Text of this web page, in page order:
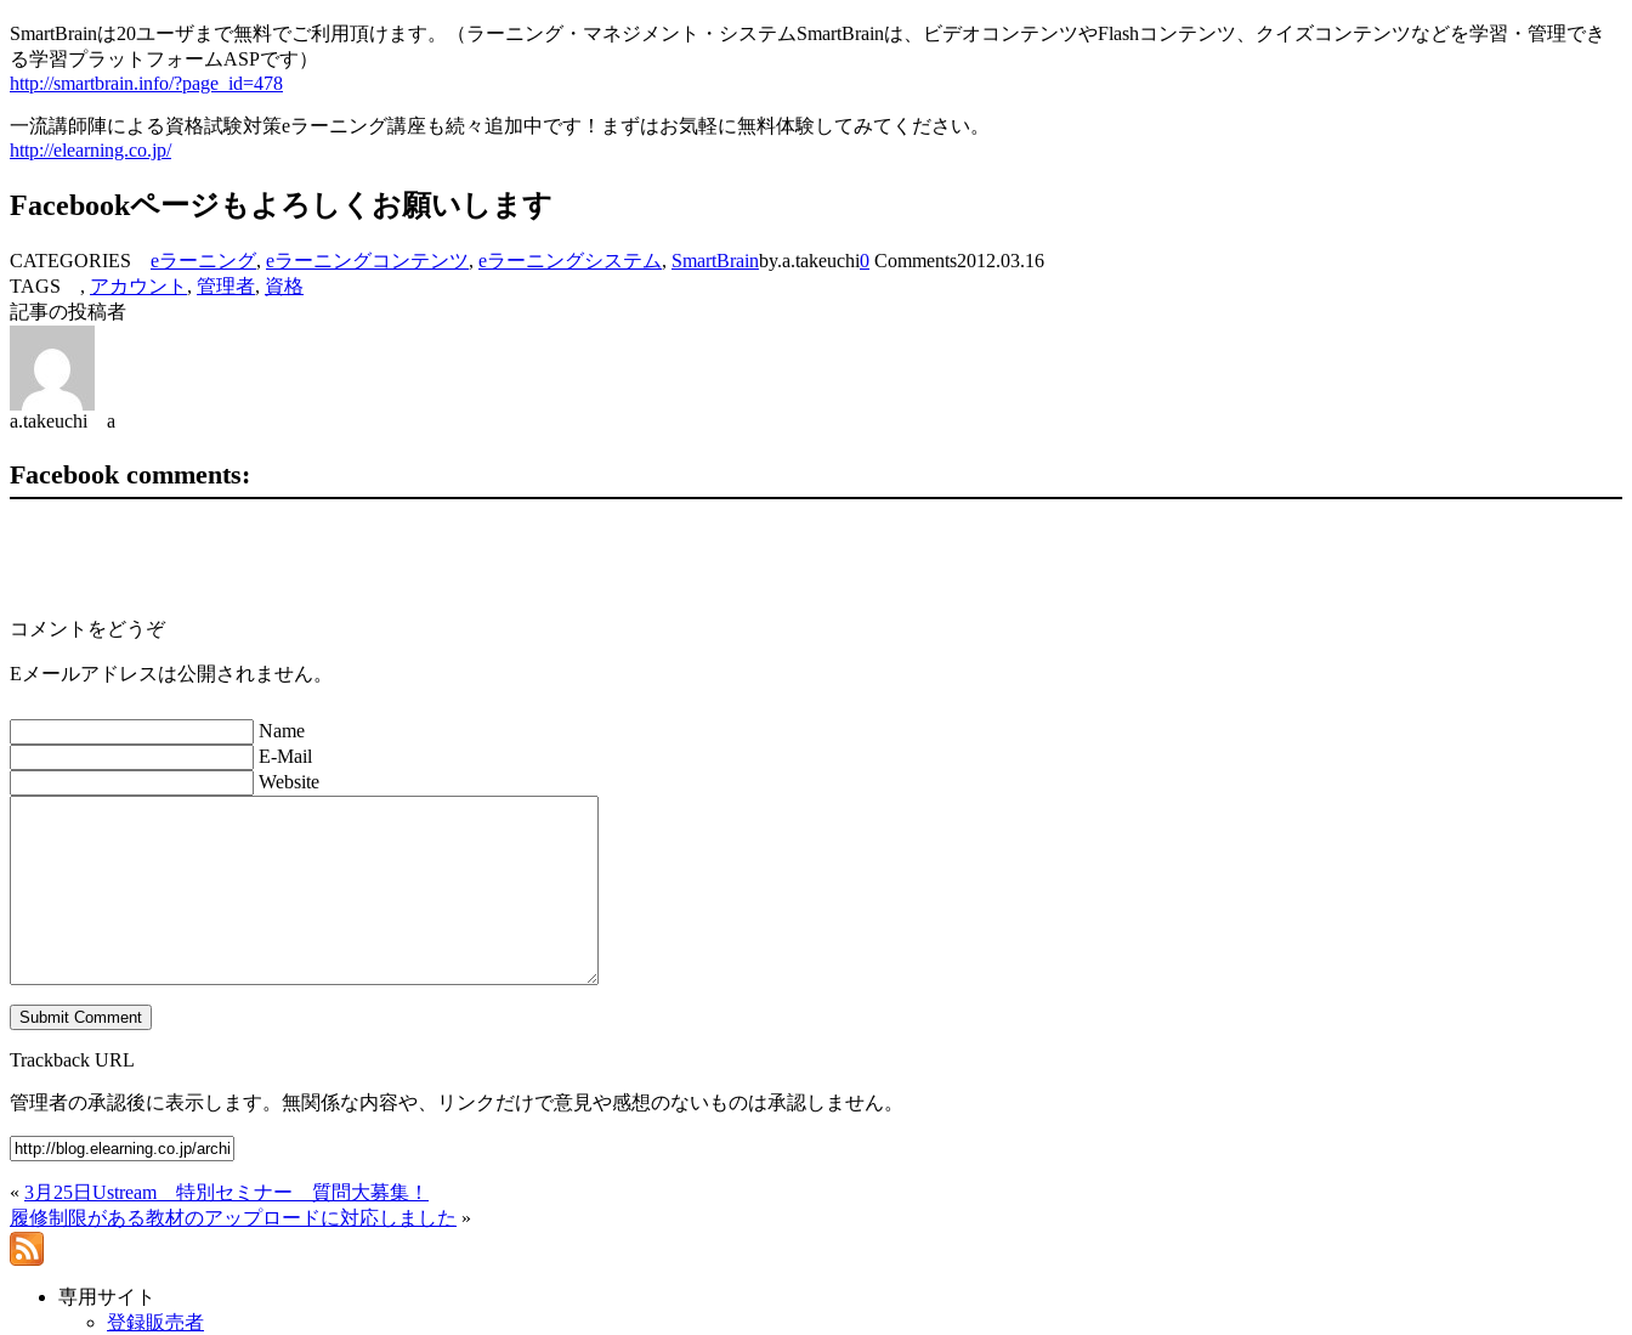
SmartBrainは20ユーザまで無料でご利用頂けます。（ラーニング・マネジメント・システムSmartBrainは、ビデオコンテンツやFlashコンテンツ、クイズコンテンツなどを学習・管理でき
る学習プラットフォームASPです）
http://smartbrain.info/?page_id=478
一流講師陣による資格試験対策eラーニング講座も続々追加中です！まずはお気軽に無料体験してみてください。
http://elearning.co.jp/
Facebookページもよろしくお願いします
CATEGORIES eラーニング, eラーニングコンテンツ, eラーニングシステム, SmartBrainby.a.takeuchi0 Comments2012.03.16
TAGS , アカウント , 管理者, 資格
記事の投稿者
a.takeuchi a
Facebook comments:
コメントをどうぞ
Eメールアドレスは公開されません。
Name
E-Mail
Website
Trackback URL
管理者の承認後に表示します。無関係な内容や、リンクだけで意見や感想のないものは承認しません。
« 3月25日Ustream 特別セミナー 質問大募集！
履修制限がある教材のアップロードに対応しました »
専用サイト
登録販売者